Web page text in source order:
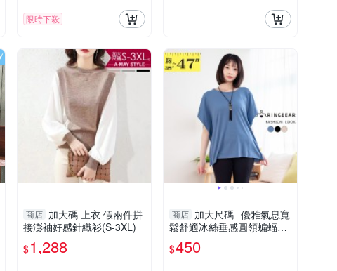
限時下殺
商店 加大碼 上衣 假兩件拼
接澎袖好感針織衫(S-3XL)
$1,288
商店 加大尺碼--優雅氣息寬
鬆舒適冰絲垂感圓領蝙蝠袖
上衣(米白.黑.藍XL-3L)-U68
5眼圈熊中大尺碼
$450